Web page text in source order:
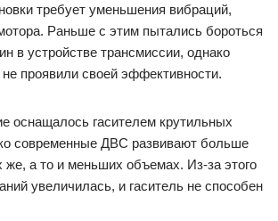
требует уменьшения вибраций,
Раньше с этим пытались бороться
в устройстве трансмиссии, однако
не проявили своей эффективности.
оснащалось гасителем крутильных
современные ДВС развивают больше
же, а то и меньших объемах. Из-за этого
увеличилась, и гаситель не способен